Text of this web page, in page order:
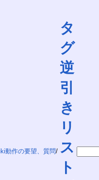
動作の要望、質問/
タ
グ
逆
引
き
リ
ス
ト